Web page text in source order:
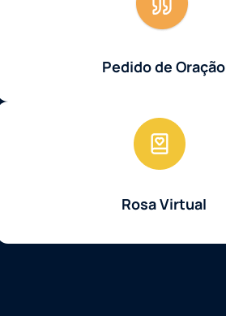
Pedido de Oração
Rosa Virtual